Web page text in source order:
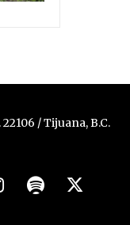
/ Tijuana, B.C.